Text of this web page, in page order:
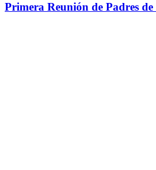
Primera Reunión de Padres